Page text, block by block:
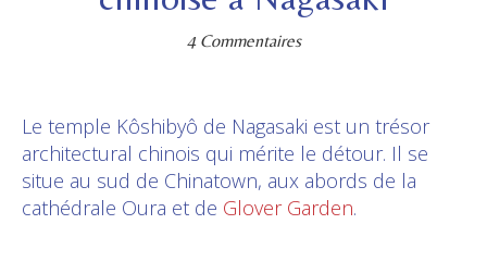
4 Commentaires
Le temple Kôshibyô de Nagasaki est un trésor
architectural chinois qui mérite le détour. Il se
situe au sud de Chinatown, aux abords de la
cathédrale Oura et de Glover Garden.